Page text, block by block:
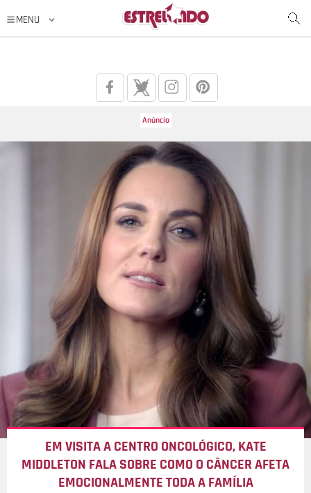
EM VISITA A CENTRO ONCOLÓGICO, KATE
MIDDLETON FALA SOBRE COMO O CÂNCER AFETA
EMOCIONALMENTE TODA A FAMÍLIA